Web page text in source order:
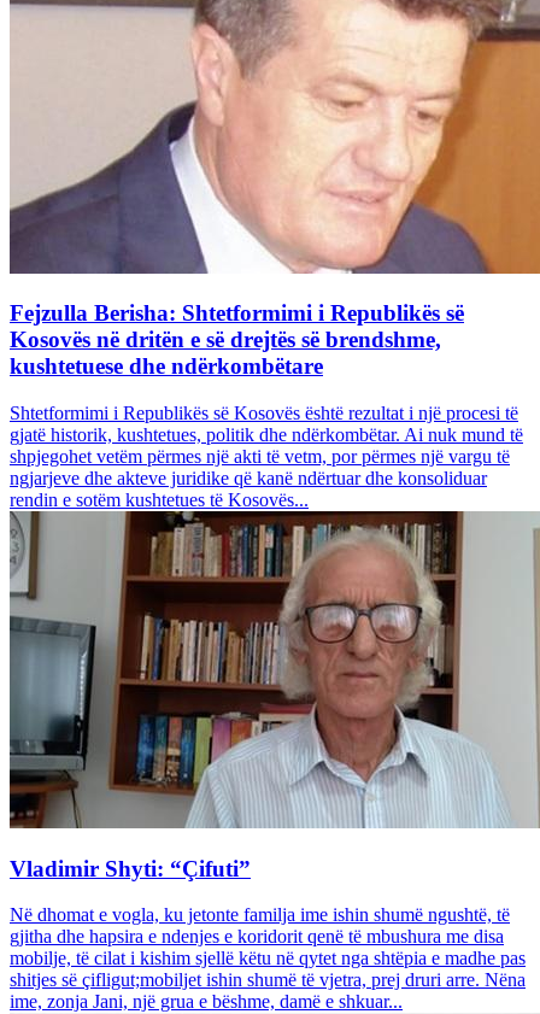
Fejzulla Berisha: Shtetformimi i Republikës së
Kosovës në dritën e së drejtës së brendshme,
kushtetuese dhe ndërkombëtare
Shtetformimi i Republikës së Kosovës është rezultat i një procesi të
gjatë historik, kushtetues, politik dhe ndërkombëtar. Ai nuk mund të
shpjegohet vetëm përmes një akti të vetm, por përmes një vargu të
ngjarjeve dhe akteve juridike që kanë ndërtuar dhe konsoliduar
rendin e sotëm kushtetues të Kosovës...
Vladimir Shyti: “Çifuti”
Në dhomat e vogla, ku jetonte familja ime ishin shumë ngushtë, të
gjitha dhe hapsira e ndenjes e koridorit qenë të mbushura me disa
mobilje, të cilat i kishim sjellë këtu në qytet nga shtëpia e madhe pas
shitjes së çifligut;mobiljet ishin shumë të vjetra, prej druri arre. Nëna
ime, zonja Jani, një grua e bëshme, damë e shkuar...